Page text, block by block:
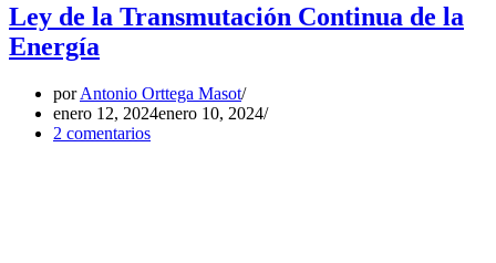
Ley de la Transmutación Continua de la
Energía
porAntonio Orttega Masot
enero 12, 2024enero 10, 2024
2 comentarios